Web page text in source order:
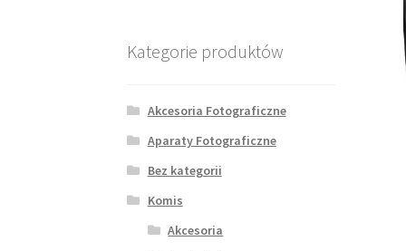
Kategorie produktów
Akcesoria Fotograficzne
Aparaty Fotograficzne
Bez kategorii
Komis
Akcesoria